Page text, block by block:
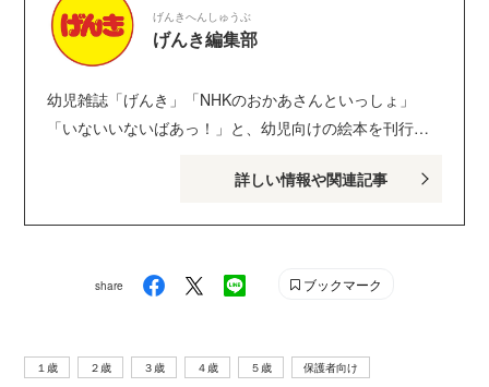
げんきへんしゅうぶ
げんき編集部
幼児雑誌「げんき」「NHKのおかあさんといっしょ」
「いないいないばあっ！」と、幼児向けの絵本を刊行し
のお子さんがいるパパ・ママを中心に、おもしろくて役
詳しい情報や関連記事
share ブックマーク
１歳 ２歳 ３歳 ４歳 ５歳 保護者向け